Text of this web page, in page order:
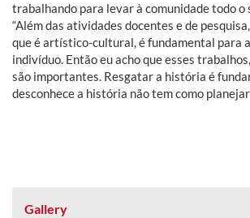
trabalhando para levar à comunidade todo o
“Além das atividades docentes e de
que é artístico-cultural, é fundamental para
indivíduo. Então eu acho que esses
são importantes. Resgatar a história é
desconhece a história não tem como
Gallery